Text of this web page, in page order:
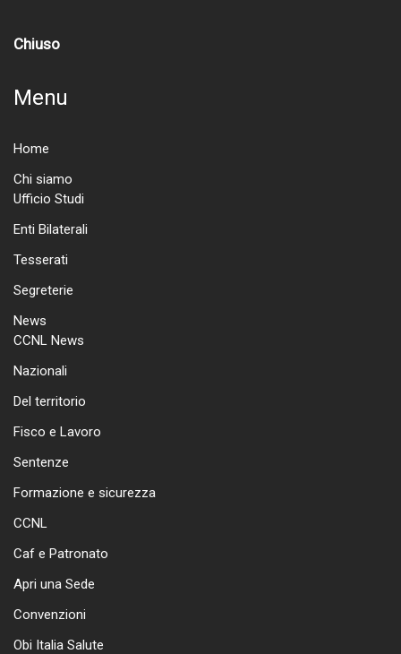
Chiuso
Menu
Home
Chi siamo
Ufficio Studi
Enti Bilaterali
Tesserati
Segreterie
News
CCNL News
Nazionali
Del territorio
Fisco e Lavoro
Sentenze
Formazione e sicurezza
CCNL
Caf e Patronato
Apri una Sede
Convenzioni
Obi Italia Salute